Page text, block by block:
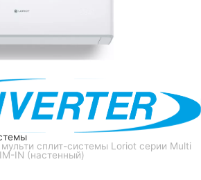
сплит-системы Loriot серии Multi
IN (настенный)